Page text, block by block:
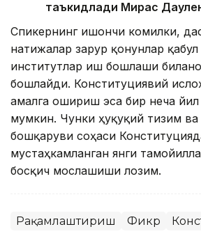
таъкидлади Мирас
Спикернинг ишончи комилки,
натижалар зарур қонунлар
институтлар иш бошлаши
бошлайди. Конституциявий
амалга ошириш эса бир неча
мумкин. Чунки ҳуқуқий тизим ва
бошқаруви соҳаси
мустаҳкамланган янги
босқич мослашиши лозим.
Рақамлаштириш Фикр